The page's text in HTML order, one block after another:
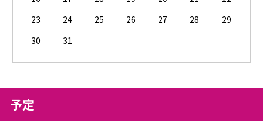
23
24 25 26 27 28
29
30
31
予定